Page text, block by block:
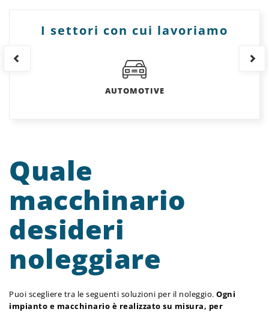
I settori con cui lavoriamo
AUTOMOTIVE
Quale
macchinario
desideri
noleggiare
Puoi scegliere tra le seguenti soluzioni per il noleggio. Ogni
impianto e macchinario è realizzato su misura, per